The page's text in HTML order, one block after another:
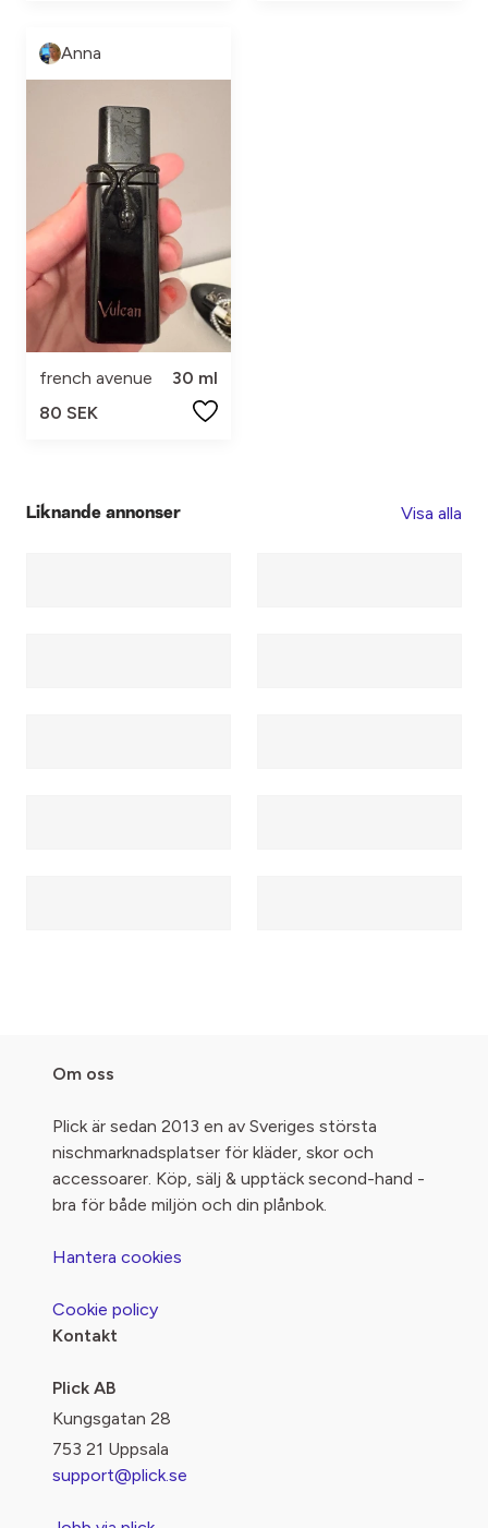
Anna
french avenue
30 ml
80 SEK
Liknande annonser Visa alla
Om oss
Plick är sedan 2013 en av Sveriges största
nischmarknadsplatser för kläder, skor och
accessoarer. Köp, sälj & upptäck second-hand -
bra för både miljön och din plånbok.
Hantera cookies
Cookie policy
Kontakt
Plick AB
Kungsgatan 28
753 21 Uppsala
support@plick.se